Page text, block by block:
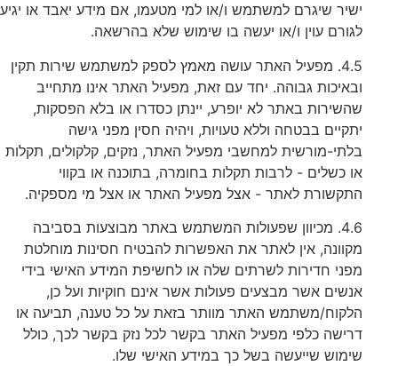
ישיר שיגרם למשתמש ו/או למי מטעמו, אם מידע יאבד או יגיע
לגורם עוין ו/או יעשה בו שימוש שלא בהרשאה.
4.5. מפעיל האתר עושה מאמץ לספק למשתמש שירות תקין
ובאיכות גבוהה. יחד עם זאת, מפעיל האתר אינו מתחייב
שהשירות באתר לא יופרע, יינתן כסדרו או בלא הפסקות,
יתקיים בבטחה וללא טעויות, ויהיה חסין מפני גישה
בלתי-מורשית למחשבי מפעיל האתר, נזקים, קלקולים, תקלות
או כשלים - לרבות תקלות בחומרה, בתוכנה או בקווי
התקשורת לאתר - אצל מפעיל האתר או אצל מי מספקיה.
4.6. מכיוון שפעולות המשתמש באתר מבוצעות בסביבה
מקוונה, אין לאתר את האפשרות להבטיח חסינות מוחלטת
מפני חדירות לשרתים שלה או לחשיפת המידע האישי בידי
אנשים אשר מבצעים פעולות אשר אינם חוקיות ועל כן,
הלקוח/משתמש האתר מוותר בזאת על כל טענה, תביעה או
דרישה כלפי מפעיל האתר בקשר לכל נזק בקשר לכך, כולל
שימוש שייעשה בשל כך במידע האישי שלו.